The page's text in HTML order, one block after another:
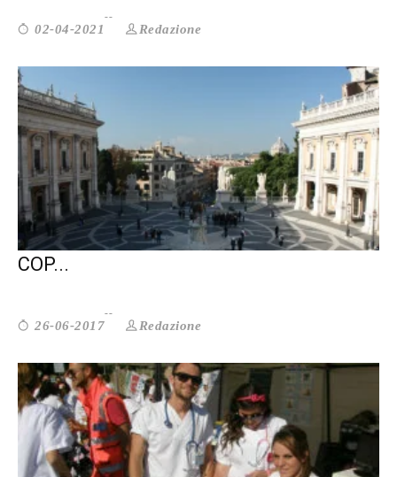
02-04-2021 Redazione
ISTITUZIONI E VOLONTARIATO: SERVE
COP...
26-06-2017 Redazione